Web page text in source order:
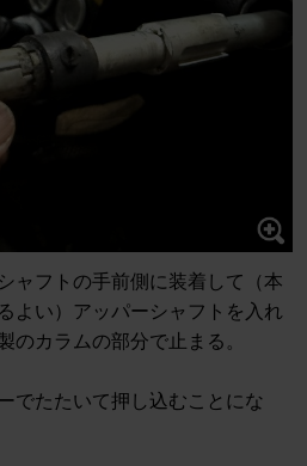
ャフトの手前側に装着して（本
よい）アッパーシャフトを入れ
のカラムの部分で止まる。
でたたいて押し込むことにな